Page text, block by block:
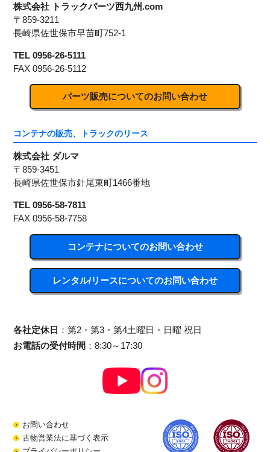
株式会社 トラックパーツ西九州.com
〒859-3211
長崎県佐世保市早苗町752-1
TEL 0956-26-5111
FAX 0956-26-5112
パーツ販売についてのお問い合わせ
コンテナの販売、トラックのリース
株式会社 ダルマ
〒859-3451
長崎県佐世保市針尾東町1466番地
TEL 0956-58-7811
FAX 0956-58-7758
コンテナについてのお問い合わせ
レンタル/リースについてのお問い合わせ
各社定休日 ：第2・第3・第4土曜日・日曜 祝日
お電話の受付時間 ：8:30～17:30
お問い合わせ
古物営業法に基づく表示